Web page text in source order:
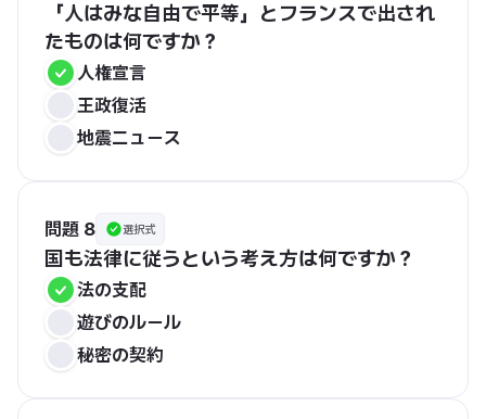
「人はみな自由で平等」とフランスで出され
たものは何ですか？
人権宣言
王政復活
地震ニュース
問題 8 選択式
国も法律に従うという考え方は何ですか？
法の支配
遊びのルール
秘密の契約